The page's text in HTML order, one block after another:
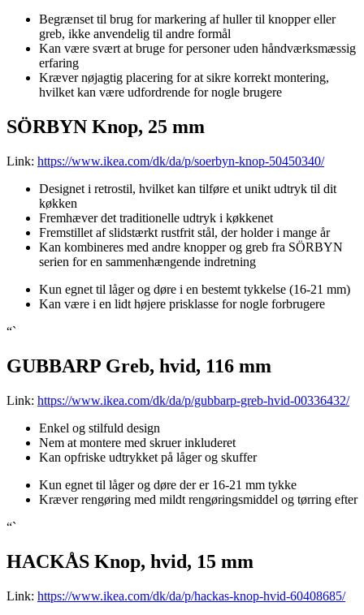
Begrænset til brug for markering af huller til knopper eller
greb, ikke anvendelig til andre formål
Kan være svært at bruge for personer uden håndværksmæssig
erfaring
Kræver nøjagtig placering for at sikre korrekt montering,
hvilket kan være udfordrende for nogle brugere
SÖRBYN Knop, 25 mm
Link: https://www.ikea.com/dk/da/p/soerbyn-knop-50450340/
Designet i retrostil, hvilket kan tilføre et unikt udtryk til dit
køkken
Fremhæver det traditionelle udtryk i køkkenet
Fremstillet af slidstærkt rustfrit stål, der holder i mange år
Kan kombineres med andre knopper og greb fra SÖRBYN
serien for en sammenhængende indretning
Kun egnet til låger og døre i en bestemt tykkelse (16-21 mm)
Kan være i en lidt højere prisklasse for nogle forbrugere
“`
GUBBARP Greb, hvid, 116 mm
Link: https://www.ikea.com/dk/da/p/gubbarp-greb-hvid-00336432/
Enkel og stilfuld design
Nem at montere med skruer inkluderet
Kan opfriske udtrykket på låger og skuffer
Kun egnet til låger og døre der er 16-21 mm tykke
Kræver rengøring med mildt rengøringsmiddel og tørring efter
“`
HACKÅS Knop, hvid, 15 mm
Link: https://www.ikea.com/dk/da/p/hackas-knop-hvid-60408685/